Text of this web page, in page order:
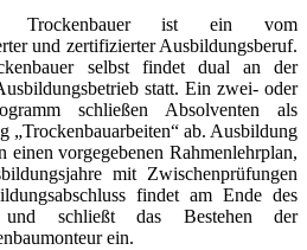
Trockenbauer ist ein vom
und zertifizierter Ausbildungsberuf.
selbst findet dual an der
statt. Ein zwei- oder
schließen Absolventen als
„Trockenbauarbeiten“ ab. Ausbildung
einen vorgegebenen Rahmenlehrplan,
mit Zwischenprüfungen
findet am Ende des
schließt das Bestehen der
ein.